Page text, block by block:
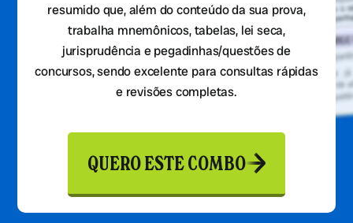
resumido que, além do conteúdo da sua prova,
trabalha mnemônicos, tabelas, lei seca,
jurisprudência e pegadinhas/questões de
concursos, sendo excelente para consultas rápidas
e revisões completas.
QUERO ESTE COMBO